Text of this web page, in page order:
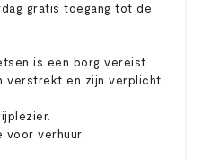
gratis toegang tot de
is een borg vereist.
verstrekt en zijn verplicht
verhuur.